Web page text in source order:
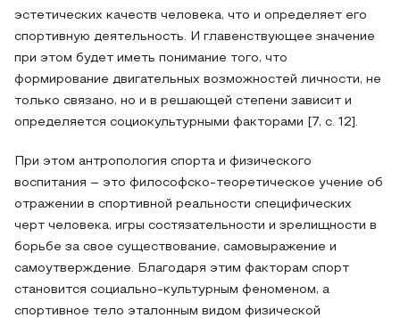
эстетических качеств человека, что и определяет его
спортивную деятельность. И главенствующее значение
при этом будет иметь понимание того, что
формирование двигательных возможностей личности, не
только связано, но и в решающей степени зависит и
определяется социокультурными факторами [7, с. 12].
При этом антропология спорта и физического
воспитания – это философско-теоретическое учение об
отражении в спортивной реальности специфических
черт человека, игры состязательности и зрелищности в
борьбе за свое существование, самовыражение и
самоутверждение. Благодаря этим факторам спорт
становится социально-культурным феноменом, а
спортивное тело эталонным видом физической